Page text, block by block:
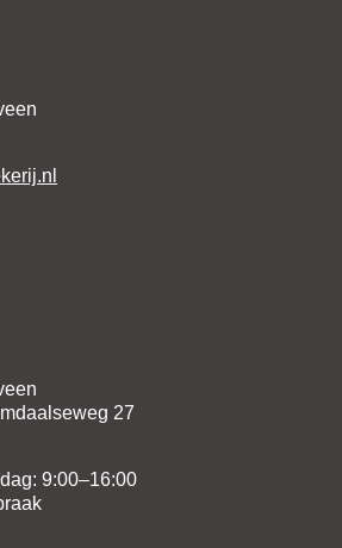
27
9:00–16:00